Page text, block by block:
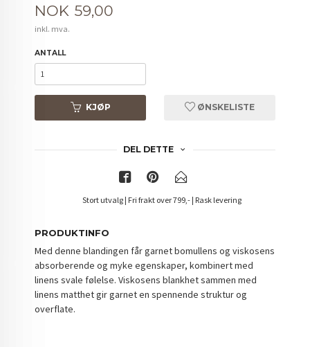
Pris
NOK 59,00
inkl. mva.
ANTALL
KJØP ØNSKELISTE
DEL DETTE
Stort utvalg | Fri frakt over 799,- | Rask levering
PRODUKTINFO
Med denne blandingen får garnet bomullens og viskosens
absorberende og myke egenskaper, kombinert med
linens svale følelse. Viskosens blankhet sammen med
linens matthet gir garnet en spennende struktur og
overflate.